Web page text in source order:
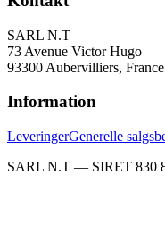
SARL N.T
73 Avenue Victor Hugo
93300 Aubervilliers, France
Information
LeveringerGenerelle
SARL N.T — SIRET 830